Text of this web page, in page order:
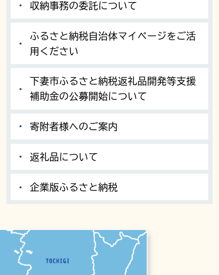
収納事務の委託について
ふるさと納税自治体マイページをご活
用ください
下妻市ふるさと納税返礼品開発等支援
補助金の公募開始について
寄附者様へのご案内
返礼品について
企業版ふるさと納税